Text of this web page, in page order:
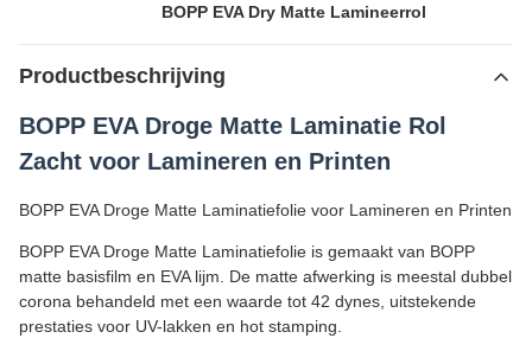
BOPP EVA Dry Matte Lamineerrol
Productbeschrijving
BOPP EVA Droge Matte Laminatie Rol
Zacht voor Lamineren en Printen
BOPP EVA Droge Matte Laminatiefolie voor Lamineren en Printen
BOPP EVA Droge Matte Laminatiefolie is gemaakt van BOPP
matte basisfilm en EVA lijm. De matte afwerking is meestal dubbel
corona behandeld met een waarde tot 42 dynes, uitstekende
prestaties voor UV-lakken en hot stamping.